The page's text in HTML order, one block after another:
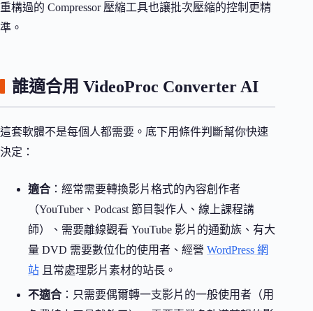
重構過的 Compressor 壓縮工具也讓批次壓縮的控制更精
準。
誰適合用 VideoProc Converter AI
這套軟體不是每個人都需要。底下用條件判斷幫你快速
決定：
適合 ：經常需要轉換影片格式的內容創作者
（YouTuber、Podcast 節目製作人、線上課程講
師）、需要離線觀看 YouTube 影片的通勤族、有大
量 DVD 需要數位化的使用者、經營 WordPress 網
站 且常處理影片素材的站長。
不適合 ：只需要偶爾轉一支影片的一般使用者（用